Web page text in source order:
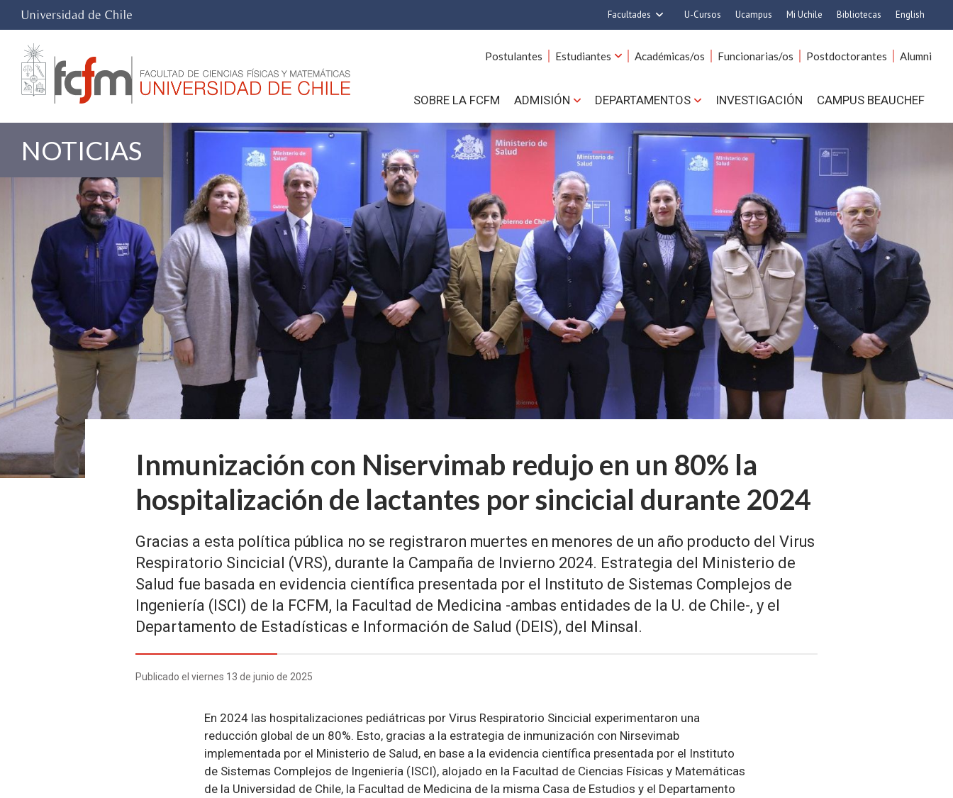
Facultades
Ciencias
Cs. Agronómicas
Cs. Veterinarias y Pecuarias
Comunicación e Imagen
Derecho
Economía y Negocios
Filosofía y Humanidades
Gobierno
Medicina
Odontología
Estudios Avanzados en Educación
Estudios Internacionales
Nutrición y Tecnología de
Alimentos
Bachillerato
Hospital Clínico
U-Cursos Ucampus Mi Uchile Bibliotecas English
Postulantes Estudiantes Académicas/os Funcionarias/os Postdoctorantes Alumni
SOBRE LA FCFM ADMISIÓN DEPARTAMENTOS INVESTIGACIÓN CAMPUS BEAUCHEF
NOTICIAS
Inmunización con Niservimab redujo en un 80% la
hospitalización de lactantes por sincicial durante 2024
Gracias a esta política pública no se registraron muertes en menores de un año producto del Virus
Respiratorio Sincicial (VRS), durante la Campaña de Invierno 2024. Estrategia del Ministerio de
Salud fue basada en evidencia científica presentada por el Instituto de Sistemas Complejos de
Ingeniería (ISCI) de la FCFM, la Facultad de Medicina -ambas entidades de la U. de Chile-, y el
Departamento de Estadísticas e Información de Salud (DEIS), del Minsal.
Publicado el viernes 13 de junio de 2025
En 2024 las hospitalizaciones pediátricas por Virus Respiratorio Sincicial experimentaron una
reducción global de un 80%. Esto, gracias a la estrategia de inmunización con Nirsevimab
implementada por el Ministerio de Salud, en base a la evidencia científica presentada por el Instituto
de Sistemas Complejos de Ingeniería (ISCI), alojado en la Facultad de Ciencias Físicas y Matemáticas
de la Universidad de Chile, la Facultad de Medicina de la misma Casa de Estudios y el Departamento